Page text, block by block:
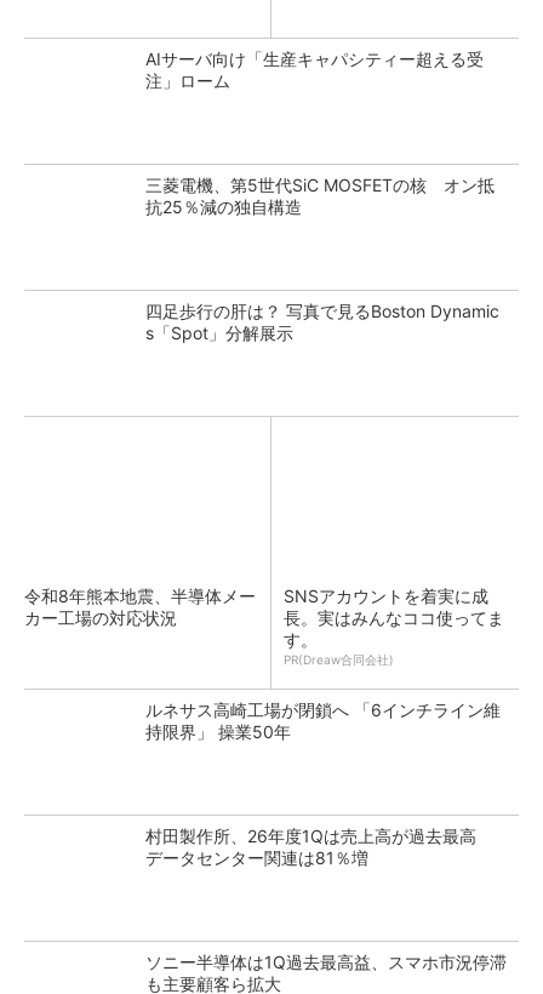
AIサーバ向け「生産キャパシティー超える受
注」ローム
三菱電機、第5世代SiC MOSFETの核 オン抵
抗25％減の独自構造
四足歩行の肝は？ 写真で見るBoston Dynamic
s「Spot」分解展示
令和8年熊本地震、半導体メー
カー工場の対応状況
SNSアカウントを着実に成
長。実はみんなココ使ってま
す。
PR(Dreaw合同会社)
ルネサス高崎工場が閉鎖へ 「6インチライン維
持限界」 操業50年
村田製作所、26年度1Qは売上高が過去最高
データセンター関連は81％増
ソニー半導体は1Q過去最高益、スマホ市況停滞
も主要顧客ら拡大